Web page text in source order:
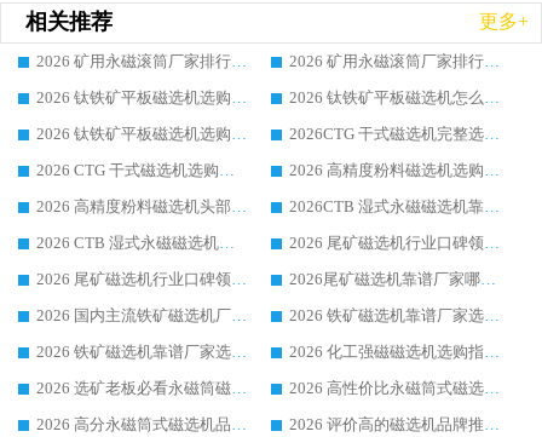
相关推荐 更多+
2026 矿用永磁滚筒厂家排行榜选购干货指南 行业口碑标杆华体会手机网页版-华体会(中国) 实力出众
2026 矿用永磁滚筒厂家排行榜选购指南，行业口碑领域强者华体会手机网页版-华体会(中国)
2026 钛铁矿平板磁选机选购全攻略 市场公认优质品牌厂家实力排行榜
2026 钛铁矿平板磁选机怎么选 靠谱生产企业实力排行榜选购参考攻略
2026 钛铁矿平板磁选机选购指南 行业口碑优选品牌生产企业实力排行榜
2026CTG 干式磁选机完整选购指南 行业口碑顶尖靠谱生产龙头厂家实力推荐
2026 CTG 干式磁选机选购指南|行业口碑靠谱生产厂家领域强者推荐
2026 高精度粉料磁选机选购全攻略 行业优质品牌华体会手机网页版-华体会(中国) 实力深度解析
2026 高精度粉料磁选机头部厂家选购指南 行业口碑靠谱品牌推荐 领域强者华体会手机网页版-华体会(中国) 解析
2026CTB 湿式永磁磁选机靠谱厂家实力排行榜 铁矿选矿设备采购全流程选购指南
2026 CTB 湿式永磁磁选机选购指南|行业口碑良好品牌推荐，领域强者华体会手机网页版-华体会(中国)
2026 尾矿磁选机行业口碑领域强者，源头直供国内主流厂家华体会手机网页版-华体会(中国) 一站式服务
2026 尾矿磁选机行业口碑领域强者，源头直供国内主流厂家华体会手机网页版-华体会(中国) 一站式服务
2026尾矿磁选机靠谱厂家哪家好 行业口碑领域强者华体会手机网页版-华体会(中国) 推荐
2026 国内主流铁矿磁选机厂家选购指南|行业口碑好品牌推荐，领域强者华体会手机网页版-华体会(中国)
2026 铁矿磁选机靠谱厂家选购全攻略 行业标杆华体会手机网页版-华体会(中国) 设备性价比出众
2026 铁矿磁选机靠谱厂家选购指南，领域强者华体会手机网页版-华体会(中国) 铁矿磁选机性价比高
2026 化工强磁磁选机选购指南 5 家行业口碑靠谱厂家领域强者推荐
2026 选矿老板必看永磁筒磁选机推荐 行业头部品牌口碑设备选购全攻略
2026 高性价比永磁筒式磁选机品牌盘点 行业强者口碑实测选购完整指南
2026 高分永磁筒式磁选机品牌推荐 选矿设备强者对比测评采购避坑全攻略
2026 评价高的磁选机品牌推荐选购指南，永磁筒式磁选机设备领域强者全景行业口碑解析